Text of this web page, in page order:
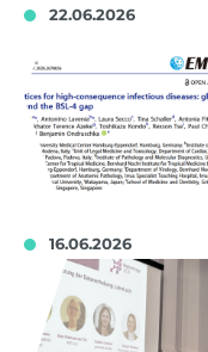
22.06.2026
16.06.2026